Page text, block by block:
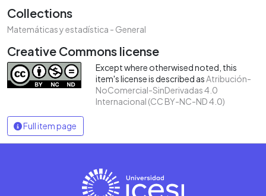
Collections
Matemáticas y estadística - General
Creative Commons license
Except where otherwised noted, this
item's license is described asAtribución-
NoComercial-SinDerivadas 4.0
Internacional (CC BY-NC-ND 4.0)
Full item page